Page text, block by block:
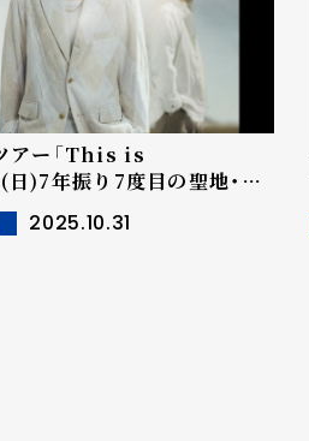
ー「This is
)7年振り7度目の聖地・日
演にて完走！
2025.10.31